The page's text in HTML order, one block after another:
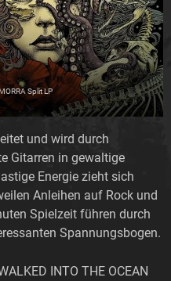
Split LP
und wird durch
Gitarren in gewaltige
Energie zieht sich
Anleihen auf Rock und
Spielzeit führen durch
Spannungsbogen.
INTO THE OCEAN